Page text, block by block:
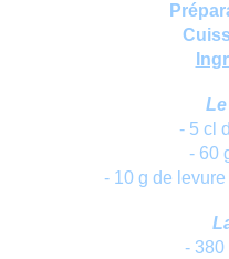
- 5 cl
- 60
- 10 g de
- 380